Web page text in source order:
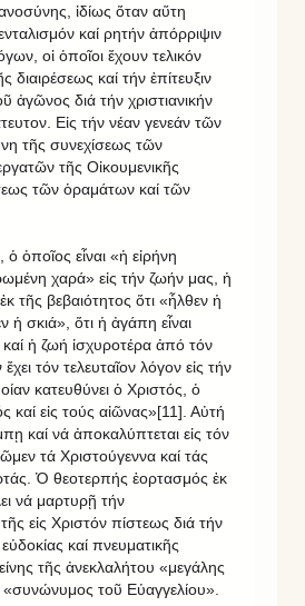
ἰδίως ὅταν αὕτη
καί ρητήν ἀπόρριψιν
οἱ ὁποῖοι ἔχουν τελικόν
καί τήν ἐπίτευξιν
ἀγῶνος διά τήν χριστιανικήν
Εἰς τήν νέαν γενεάν τῶν
τῆς συνεχίσεως τῶν
τῆς Οἰκουμενικῆς
τῶν ὁραμάτων καί τῶν
ὁποῖος εἶναι «ἡ εἰρήνη
χαρά» εἰς τήν ζωήν μας, ἡ
τῆς βεβαιότητος ὅτι «ἦλθεν ἡ
ἡ σκιά», ὅτι ἡ ἀγάπη εἶναι
ἡ ζωή ἰσχυροτέρα ἀπό τόν
τόν τελευταῖον λόγον εἰς τήν
κατευθύνει ὁ Χριστός, ὁ
καί εἰς τούς αἰῶνας»[11]. Αὐτή
καί νά ἀποκαλύπτεται εἰς τόν
τά Χριστούγεννα καί τάς
Ὁ θεοτερπής ἑορτασμός ἐκ
νά μαρτυρῇ τήν
εἰς Χριστόν πίστεως διά τήν
καί πνευματικῆς
τῆς ἀνεκλαλήτου «μεγάλης
τοῦ Εὐαγγελίου».